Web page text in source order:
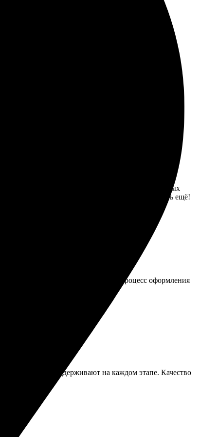
всем.
фото. Получила приятный результат, все четко и
мою заявку и предложили несколько интересных
а цвета яркие и насыщенные. Буду заказывать ещё!
даже раньше, чем обещали. Процесс оформления
Рекомендую!
Сотрудники поддерживают на каждом этапе. Качество
всем!